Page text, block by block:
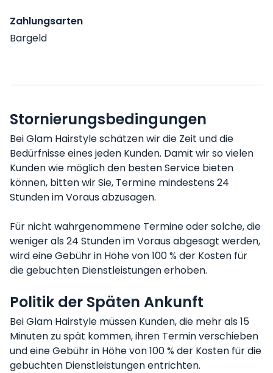
Zahlungsarten
Bargeld
Stornierungsbedingungen
Bei Glam Hairstyle schätzen wir die Zeit und die
Bedürfnisse eines jeden Kunden. Damit wir so vielen
Kunden wie möglich den besten Service bieten
können, bitten wir Sie, Termine mindestens 24
Stunden im Voraus abzusagen.
Für nicht wahrgenommene Termine oder solche, die
weniger als 24 Stunden im Voraus abgesagt werden,
wird eine Gebühr in Höhe von 100 % der Kosten für
die gebuchten Dienstleistungen erhoben.
Politik der Späten Ankunft
Bei Glam Hairstyle müssen Kunden, die mehr als 15
Minuten zu spät kommen, ihren Termin verschieben
und eine Gebühr in Höhe von 100 % der Kosten für die
gebuchten Dienstleistungen entrichten.